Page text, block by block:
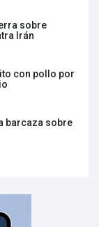
sobre
Irán
con pollo por
barcaza sobre